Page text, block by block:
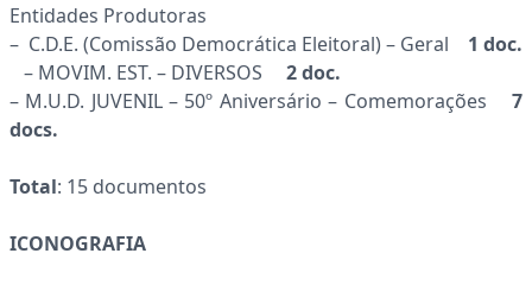
Entidades Produtoras
– C.D.E. (Comissão Democrática Eleitoral) – Geral 1 doc.
– MOVIM. EST. – DIVERSOS 2 doc.
– M.U.D. JUVENIL – 50º Aniversário – Comemorações 7
docs.
Total: 15 documentos
ICONOGRAFIA